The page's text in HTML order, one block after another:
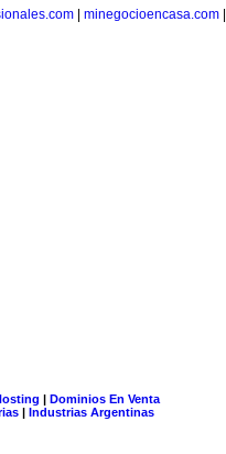
minegocioencasa.com
| Dominios En Venta
| Industrias Argentinas